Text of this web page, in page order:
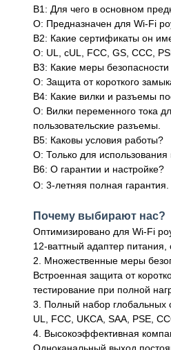
В1: Для чего в основном
О: Предназначен для Wi-Fi
В2: Какие сертификаты он
О: UL, cUL, FCC, GS, CCC,
В3: Какие меры
О: Защита от короткого
В4: Какие вилки и разъемы
О: Вилки переменного тока
пользовательские разъемы.
В5: Каковы условия работы?
О: Только для
В6: О гарантии и настройке?
О: 3-летняя полная гарантия.
Почему выбирают нас?
Оптимизировано для Wi-Fi
12-ваттный адаптер питания,
2. Множественные меры
Встроенная защита от
тестирование при полной
3. Полный набор глобальных
UL, FCC, UKCA, SAA, PSE,
4. Высокоэффективная